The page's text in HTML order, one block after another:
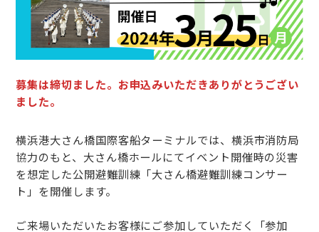
募集は締切ました。お申込みいただきありがとうござい
ました。
横浜港大さん橋国際客船ターミナルでは、横浜市消防局
協力のもと、大さん橋ホールにてイベント開催時の災害
を想定した公開避難訓練「大さん橋避難訓練コンサー
ト」を開催します。
ご来場いただいたお客様にご参加していただく「参加